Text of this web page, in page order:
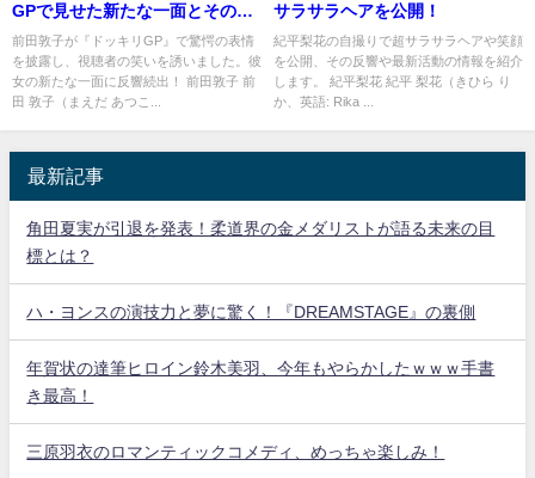
GPで見せた新たな一面とその反
響
前田敦子が『ドッキリGP』で驚愕の表情
を披露し、視聴者の笑いを誘いました。彼
女の新たな一面に反響続出！ 前田敦子 前
田 敦子（まえだ あつこ...
サラサラヘアを公開！
紀平梨花の自撮りで超サラサラヘアや笑顔
を公開、その反響や最新活動の情報を紹介
します。 紀平梨花 紀平 梨花（きひら り
か、英語: Rika ...
最新記事
角田夏実が引退を発表！柔道界の金メダリストが語る未来の目
標とは？
ハ・ヨンスの演技力と夢に驚く！『DREAMSTAGE』の裏側
年賀状の達筆ヒロイン鈴木美羽、今年もやらかしたｗｗｗ手書
き最高！
三原羽衣のロマンティックコメディ、めっちゃ楽しみ！